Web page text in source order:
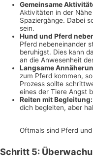
Gemeinsame
Aktivitäten in der
Spaziergänge. Dabei
sein.
Hund und Pferd
Pferd nebeneinander
beruhigst. Dies kann
an die Anwesenheit
Langsame
zum Pferd kommen,
Prozess sollte
eines der Tiere Angst
Reiten mit Begleitung:
dich begleiten, aber
Oftmals sind Pferd
Schritt 5: